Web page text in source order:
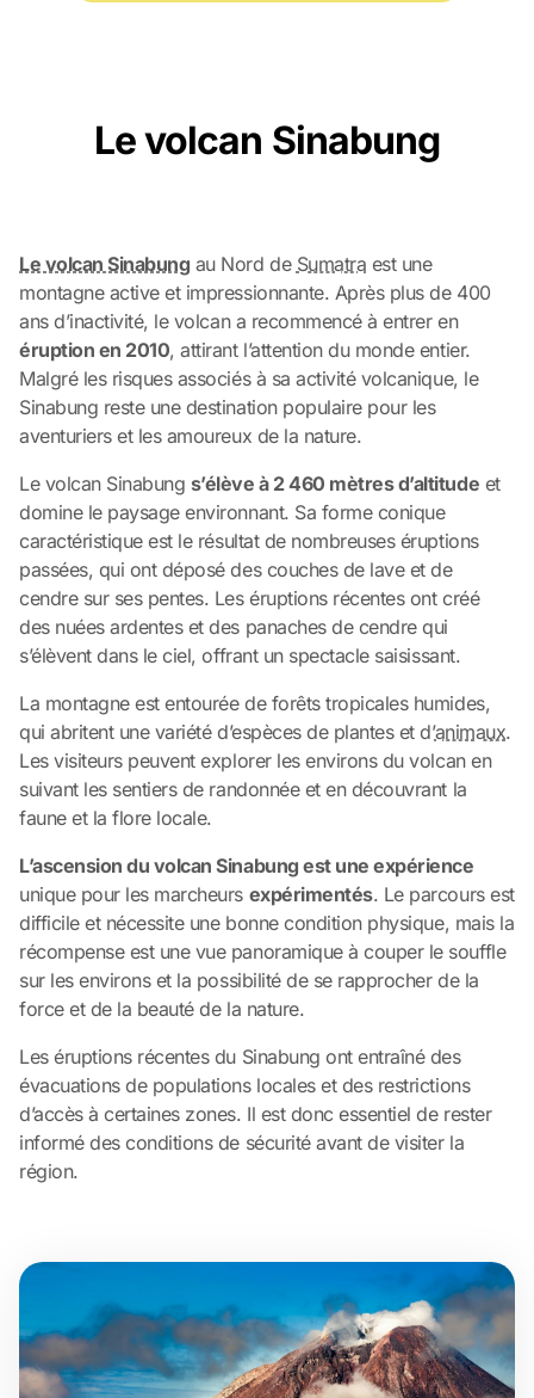
Le volcan Sinabung
Le volcan Sinabung au Nord de Sumatra est une
montagne active et impressionnante. Après plus de 400
ans d’inactivité, le volcan a recommencé à entrer en
éruption en 2010, attirant l’attention du monde entier.
Malgré les risques associés à sa activité volcanique, le
Sinabung reste une destination populaire pour les
aventuriers et les amoureux de la nature.
Le volcan Sinabung s’élève à 2 460 mètres d’altitude et
domine le paysage environnant. Sa forme conique
caractéristique est le résultat de nombreuses éruptions
passées, qui ont déposé des couches de lave et de
cendre sur ses pentes. Les éruptions récentes ont créé
des nuées ardentes et des panaches de cendre qui
s’élèvent dans le ciel, offrant un spectacle saisissant.
La montagne est entourée de forêts tropicales humides,
qui abritent une variété d’espèces de plantes et d’animaux.
Les visiteurs peuvent explorer les environs du volcan en
suivant les sentiers de randonnée et en découvrant la
faune et la flore locale.
L’ascension du volcan Sinabung est une expérience
unique pour les marcheurs expérimentés. Le parcours est
difficile et nécessite une bonne condition physique, mais la
récompense est une vue panoramique à couper le souffle
sur les environs et la possibilité de se rapprocher de la
force et de la beauté de la nature.
Les éruptions récentes du Sinabung ont entraîné des
évacuations de populations locales et des restrictions
d’accès à certaines zones. Il est donc essentiel de rester
informé des conditions de sécurité avant de visiter la
région.